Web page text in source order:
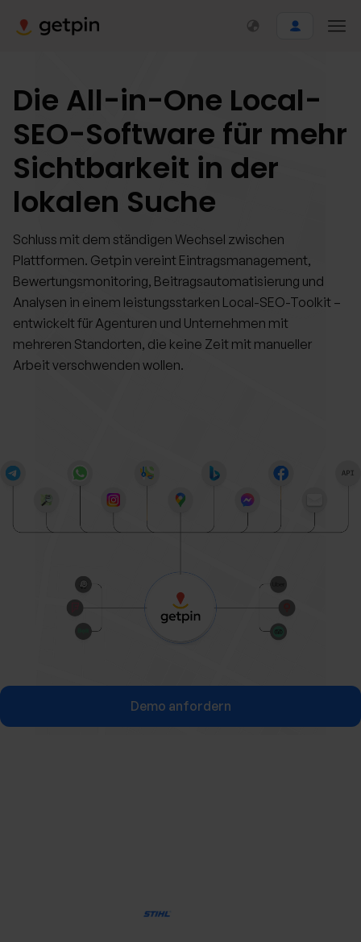
Die All-in-One Local-
SEO-Software für mehr
Sichtbarkeit in der
lokalen Suche
Schluss mit dem ständigen Wechsel zwischen
Plattformen. Getpin vereint Eintragsmanagement,
Bewertungsmonitoring, Beitragsautomatisierung und
Analysen in einem leistungsstarken Local-SEO-Toolkit –
entwickelt für Agenturen und Unternehmen mit
mehreren Standorten, die keine Zeit mit manueller
Arbeit verschwenden wollen.
Demo anfordern